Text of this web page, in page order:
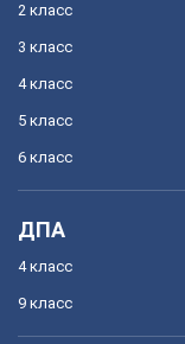
2 класс
3 класс
4 класс
5 класс
6 класс
ДПА
4 класс
9 класс